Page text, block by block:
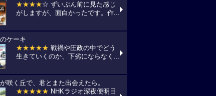
★★★★☆ ずいぶん前に見た感じ
がしますが、面白かったです。作...
ケーキ
★★★★★ 戦禍や圧政の中でどう
生きていくのか、下劣にならなく...
咲く丘で、君とまた出会えたら。
★★★★★ NHKラジオ深夜便明日